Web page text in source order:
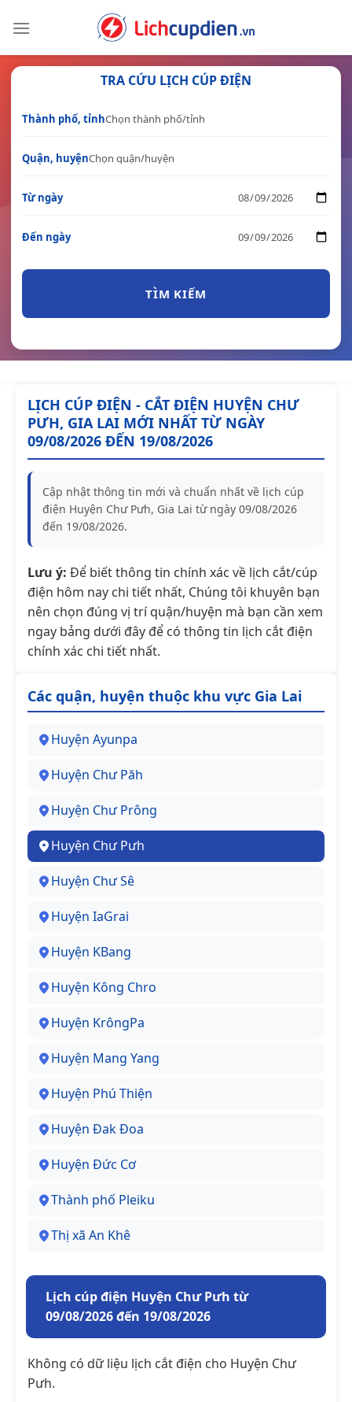
TRA CỨU LỊCH CÚP ĐIỆN
Thành phố, tỉnh
Quận, huyện
Từ ngày
Đến ngày
TÌM KIẾM
LỊCH CÚP ĐIỆN - CẮT ĐIỆN HUYỆN CHƯ
PƯH, GIA LAI MỚI NHẤT TỪ NGÀY
09/08/2026 ĐẾN 19/08/2026
Cập nhật thông tin mới và chuẩn nhất về lịch cúp
điện Huyện Chư Pưh, Gia Lai từ ngày 09/08/2026
đến 19/08/2026.
Lưu ý: Để biết thông tin chính xác về lịch cắt/cúp
điện hôm nay chi tiết nhất, Chúng tôi khuyên bạn
nên chọn đúng vị trí quận/huyện mà bạn cần xem
ngay bảng dưới đây để có thông tin lịch cắt điện
chính xác chi tiết nhất.
Các quận, huyện thuộc khu vực Gia Lai
Huyện Ayunpa
Huyện Chư Păh
Huyện Chư Prông
Huyện Chư Pưh
Huyện Chư Sê
Huyện IaGrai
Huyện KBang
Huyện Kông Chro
Huyện KrôngPa
Huyện Mang Yang
Huyện Phú Thiện
Huyện Đak Đoa
Huyện Đức Cơ
Thành phố Pleiku
Thị xã An Khê
Lịch cúp điện Huyện Chư Pưh từ
09/08/2026 đến 19/08/2026
Không có dữ liệu lịch cắt điện cho Huyện Chư
Pưh.